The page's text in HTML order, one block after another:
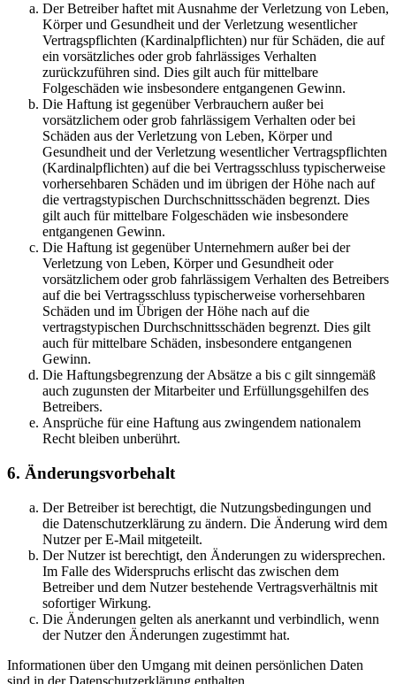
Der Betreiber haftet mit Ausnahme der Verletzung von Leben,
Körper und Gesundheit und der Verletzung wesentlicher
Vertragspflichten (Kardinalpflichten) nur für Schäden, die auf
ein vorsätzliches oder grob fahrlässiges Verhalten
zurückzuführen sind. Dies gilt auch für mittelbare
Folgeschäden wie insbesondere entgangenen Gewinn.
Die Haftung ist gegenüber Verbrauchern außer bei
vorsätzlichem oder grob fahrlässigem Verhalten oder bei
Schäden aus der Verletzung von Leben, Körper und
Gesundheit und der Verletzung wesentlicher Vertragspflichten
(Kardinalpflichten) auf die bei Vertragsschluss typischerweise
vorhersehbaren Schäden und im übrigen der Höhe nach auf
die vertragstypischen Durchschnittsschäden begrenzt. Dies
gilt auch für mittelbare Folgeschäden wie insbesondere
entgangenen Gewinn.
Die Haftung ist gegenüber Unternehmern außer bei der
Verletzung von Leben, Körper und Gesundheit oder
vorsätzlichem oder grob fahrlässigem Verhalten des Betreibers
auf die bei Vertragsschluss typischerweise vorhersehbaren
Schäden und im Übrigen der Höhe nach auf die
vertragstypischen Durchschnittsschäden begrenzt. Dies gilt
auch für mittelbare Schäden, insbesondere entgangenen
Gewinn.
Die Haftungsbegrenzung der Absätze a bis c gilt sinngemäß
auch zugunsten der Mitarbeiter und Erfüllungsgehilfen des
Betreibers.
Ansprüche für eine Haftung aus zwingendem nationalem
Recht bleiben unberührt.
6. Änderungsvorbehalt
Der Betreiber ist berechtigt, die Nutzungsbedingungen und
die Datenschutzerklärung zu ändern. Die Änderung wird dem
Nutzer per E-Mail mitgeteilt.
Der Nutzer ist berechtigt, den Änderungen zu widersprechen.
Im Falle des Widerspruchs erlischt das zwischen dem
Betreiber und dem Nutzer bestehende Vertragsverhältnis mit
sofortiger Wirkung.
Die Änderungen gelten als anerkannt und verbindlich, wenn
der Nutzer den Änderungen zugestimmt hat.
Informationen über den Umgang mit deinen persönlichen Daten
sind in der Datenschutzerklärung enthalten.